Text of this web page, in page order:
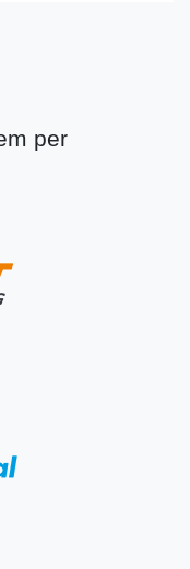
per